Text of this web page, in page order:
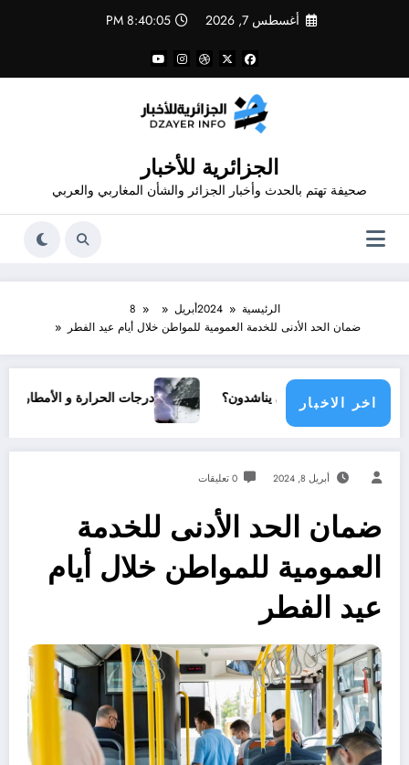
أغسطس 7, 2026 8:40:06 PM
الجزائرية للأخبار
صحيفة تهتم بالحدث وأخبار الجزائر والشأن المغاربي والعربي
الرئيسية 2024أبريل
8
ضمان الحد الأدنى للخدمة العمومية للمواطن خلال أيام عيد الفطر
اخر الاخبار
مجتمع دولي يناشدون؟ درجات الحرارة و الأمطار في سبتمبر 2026 في الجزائر
أبريل 8, 2024 0 تعليقات
ضمان الحد الأدنى للخدمة
العمومية للمواطن خلال أيام
عيد الفطر